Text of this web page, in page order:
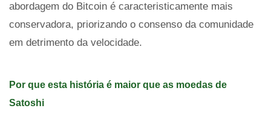
abordagem do Bitcoin é caracteristicamente mais
conservadora, priorizando o consenso da comunidade
em detrimento da velocidade.
Por que esta história é maior que as moedas de
Satoshi